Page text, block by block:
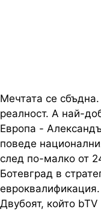
Мечтата се
реалност. А най-
Европа -
поведе
след по-малко от
Ботевград в
евроквалификация.
Двубоят, който